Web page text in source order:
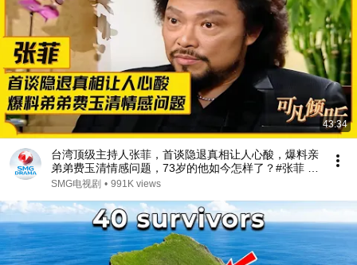
43:34
台湾顶级主持人张菲，首谈隐退真相让人心酸，爆料亲
弟弟费玉清情感问题，73岁的他如今怎样了？#张菲 #
费玉清 #可凡倾听 FULL
SMG电视剧 • 991K views